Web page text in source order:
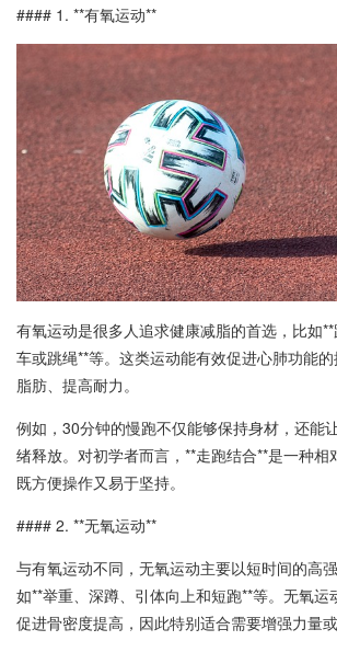
#### 1. **有氧运动**
有氧运动是很多人追求健康减脂的首选，比如
车或跳绳**等。这类运动能有效促进心肺功能
脂肪、提高耐力。
例如，30分钟的慢跑不仅能够保持身材，还能
绪释放。对初学者而言，**走跑结合**是一种相
既方便操作又易于坚持。
#### 2. **无氧运动**
与有氧运动不同，无氧运动主要以短时间的高
如**举重、深蹲、引体向上和短跑**等。无氧运
促进骨密度提高，因此特别适合需要增强力量或